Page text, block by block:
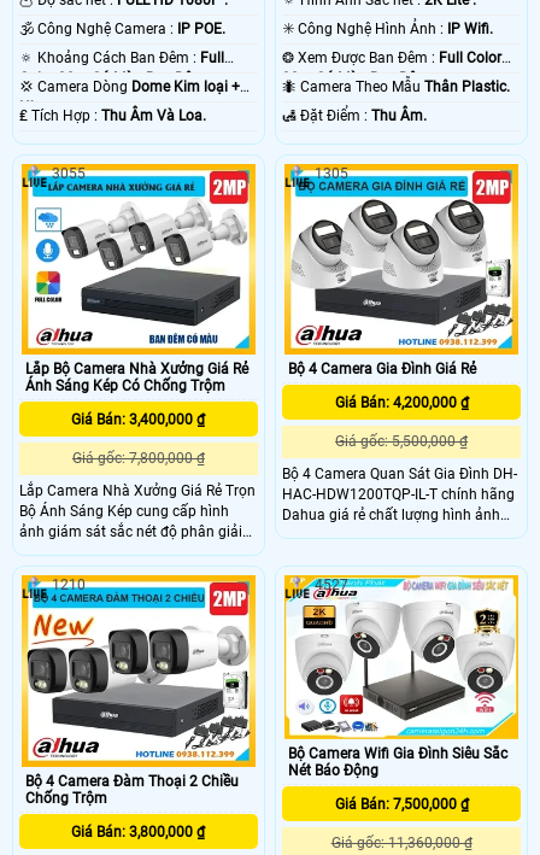
🕉️ Công Nghệ Camera :
IP POE.
🔅 Khoảng Cách Ban Đêm : Full
Color 30m Có Màu Ban Ðêm.
💢 Camera Dòng Dome Kim loại +
Nhựa.
️₤ Tích Hợp : Thu Âm Và Loa.
✳️ Công Nghệ Hình Ảnh :
IP Wifi.
❂ Xem Được Ban Đêm : Full Color
30m Có Màu Ban Ðêm.
🐜 Camera Theo MẫuThân Plastic.
️🛃 Đặt Điểm :Thu Âm.
Lắp Bộ Camera Nhà Xưởng Giá Rẻ
Ánh Sáng Kép Có Chống Trộm
Giá Bán: 3,400,000 ₫
Giá gốc: 7,800,000 ₫
Lắp Camera Nhà Xưởng Giá Rẻ Trọn
Bộ Ánh Sáng Kép cung cấp hình
ảnh giám sát sắc nét độ phân giải
Full HD 1080P, camera tích hợp
micro hỗ trợ ghi âm thanh rõ ràng
và đặc biệt hơn là công nghệ ánh
sáng kép thông minh. Với tầm xa
đèn led trắng: 20m, tầm xa hồng
ngoại 30m, camera sẽ ghi lại toàn
bộ nhà xưởng có màu sắc sinh
động và đảm bảo an ninh tối ưu
3055
Bộ 4 Camera Gia Đình Giá Rẻ
Giá Bán: 4,200,000 ₫
Giá gốc: 5,500,000 ₫
Bộ 4 Camera Quan Sát Gia Đình DH-
HAC-HDW1200TQP-IL-T chính hãng
Dahua giá rẻ chất lượng hình ảnh
2MP FULL HD 1080P bảo vệ an ninh
nghệ hồng ngoại ban đêm FULL
COLOR có màu lên đến 30m quan
sát từ xa qua điện thoại máy tính,
phù hợp lắp đặt cho mọi gia đình.
1305
Bộ 4 Camera Đàm Thoại 2 Chiều
Chống Trộm
Giá Bán: 3,800,000 ₫
1210
Bộ Camera Wifi Gia Đình Siêu Sắc
Nét Báo Động
Giá Bán: 7,500,000 ₫
Giá gốc: 11,360,000 ₫
4527